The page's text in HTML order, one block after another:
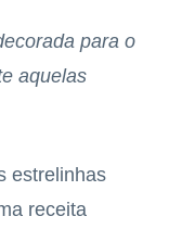
para o
aquelas
estrelinhas
receita